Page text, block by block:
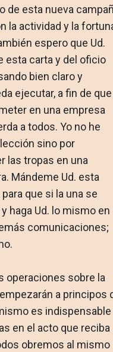
de esta nueva
la actividad y la
espero que Ud.
esta carta y del oficio
bien claro y
ejecutar, a fin de que
en una empresa
a todos. Yo no he
sino por
las tropas en una
Mándeme Ud. esta
que si la una se
haga Ud. lo mismo en
comunicacio­nes;
operaciones sobre la
a principos
es indispensable
en el acto que reciba
obremos al mis­mo